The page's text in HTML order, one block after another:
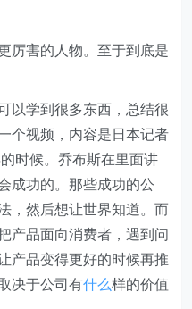
厉害的人物。至于到底是
以学到很多东西，总结很
个视频，内容是日本记者
时候。乔布斯在里面讲
成功的。那些成功的公
，然后想让世界知道。而
产品面向消费者，遇到问
产品变得更好的时候再推
决于公司有什么样的价值